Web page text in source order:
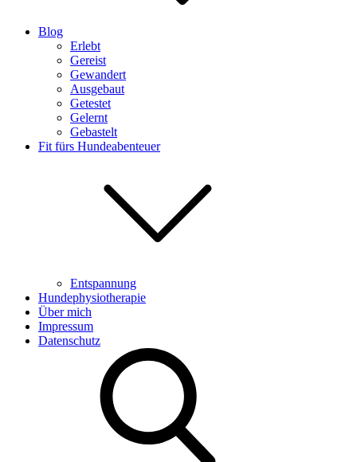
Blog
Erlebt
Gereist
Gewandert
Ausgebaut
Getestet
Gelernt
Gebastelt
Fit fürs Hundeabenteuer
Entspannung
Hundephysiotherapie
Über mich
Impressum
Datenschutz